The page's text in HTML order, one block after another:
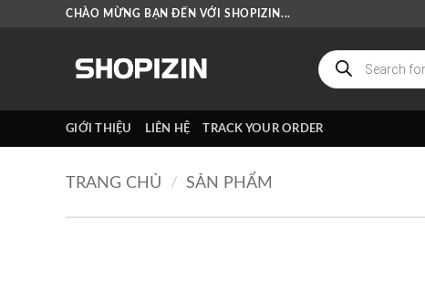
CHÀO MỪNG BẠN ĐẾN VỚI SHOPIZIN...
Tìm
kiếm
sản
phẩm
GIỚI THIỆU LIÊN HỆ TRACK YOUR ORDER
TRANG CHỦ / SẢN PHẨM